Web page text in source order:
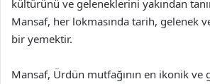
kültürünü ve geleneklerini yakından
Mansaf, her lokmasında tarih, gelenek
bir yemektir.
Mansaf, Ürdün mutfağının en ikonik ve